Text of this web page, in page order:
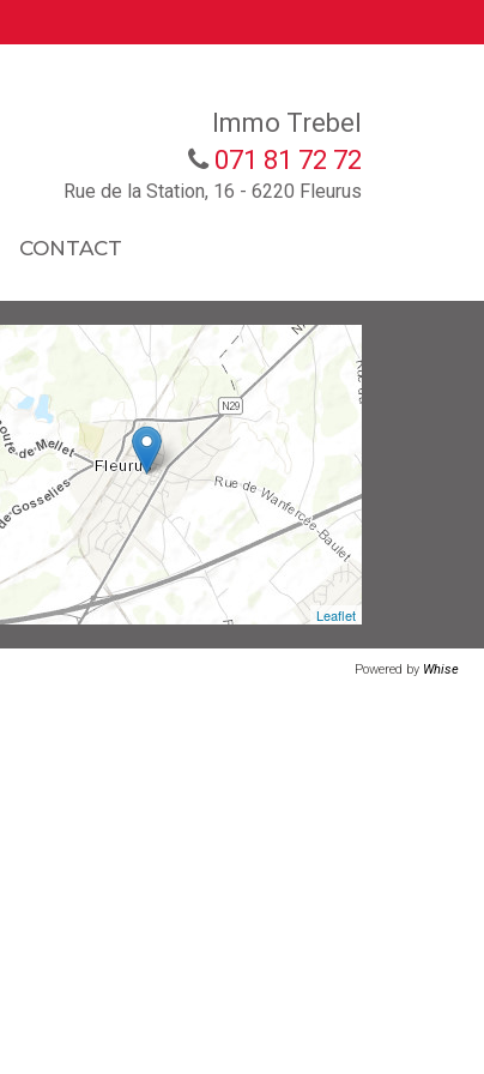
Immo Trebel
071 81 72 72
Rue de la Station, 16 - 6220 Fleurus
CONTACT
Leaflet
Powered by Whise